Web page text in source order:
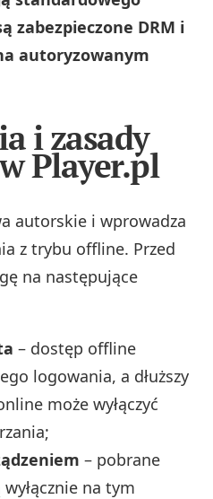
zabezpieczone DRM i
autoryzowanym
i zasady
Player.pl
autorskie i wprowadza
z trybu offline. Przed
na następujące
– dostęp offline
logowania, a dłuższy
może wyłączyć
– pobrane
wyłącznie na tym